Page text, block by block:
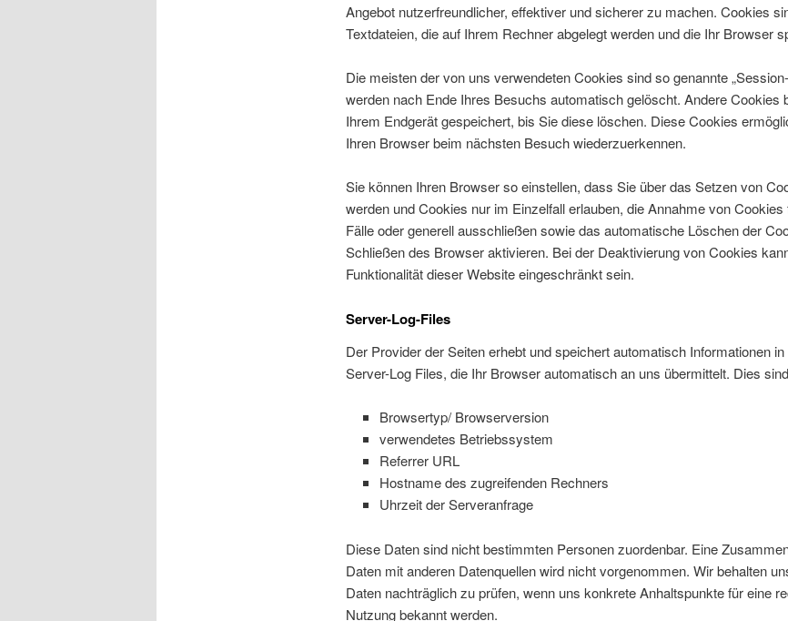
Angebot nutzerfreundlicher, effektiver und sicherer zu machen. Cookies
Textdateien, die auf Ihrem Rechner abgelegt werden und die Ihr Browser
Die meisten der von uns verwendeten Cookies sind so genannte
werden nach Ende Ihres Besuchs automatisch gelöscht. Andere Cookies
Ihrem Endgerät gespeichert, bis Sie diese löschen. Diese Cookies
Ihren Browser beim nächsten Besuch wiederzuerkennen.
Sie können Ihren Browser so einstellen, dass Sie über das Setzen von
werden und Cookies nur im Einzelfall erlauben, die Annahme von
Fälle oder generell ausschließen sowie das automatische Löschen der
Schließen des Browser aktivieren. Bei der Deaktivierung von Cookies
Funktionalität dieser Website eingeschränkt sein.
Server-Log-Files
Der Provider der Seiten erhebt und speichert automatisch Informationen
Server-Log Files, die Ihr Browser automatisch an uns übermittelt. Dies
Browsertyp/ Browserversion
verwendetes Betriebssystem
Referrer URL
Hostname des zugreifenden Rechners
Uhrzeit der Serveranfrage
Diese Daten sind nicht bestimmten Personen zuordenbar. Eine
Daten mit anderen Datenquellen wird nicht vorgenommen. Wir behalten
Daten nachträglich zu prüfen, wenn uns konkrete Anhaltspunkte für eine
Nutzung bekannt werden.